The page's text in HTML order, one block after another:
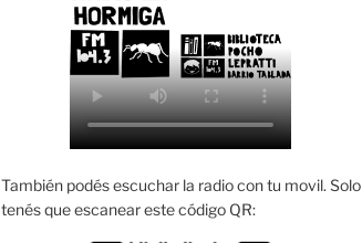
También podés escuchar la radio con tu movil. Solo
tenés que escanear este código QR: